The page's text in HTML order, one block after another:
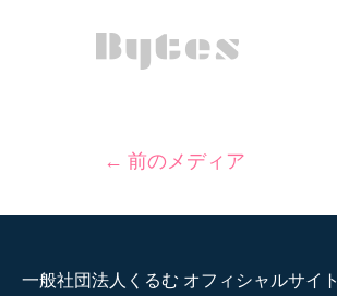
← 前のメディア
一般社団法人くるむ オフィシャルサイト